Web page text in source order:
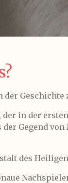
Geschichte
in der
Gegend von
des